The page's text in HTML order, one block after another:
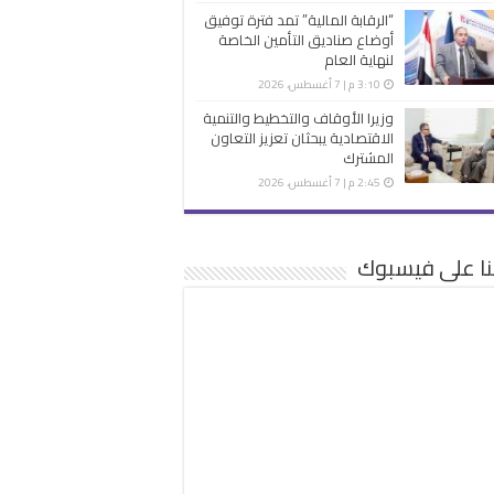
“الرقابة المالية” تمد فترة توفيق
أوضاع صناديق التأمين الخاصة
لنهاية العام
3:10 م | 7 أغسطس، 2026
وزيرا الأوقاف والتخطيط والتنمية
الاقتصادية يبحثان تعزيز التعاون
المشترك
2:45 م | 7 أغسطس، 2026
على فيسبوك